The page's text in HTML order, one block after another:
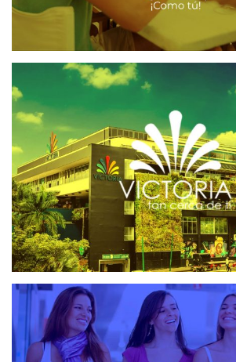
VICTORIA CENTRO COMERCIAL
CRM CENTROS COMERCIALES
ARKADIA
CRM CRM CENTROS COMERCIALES
PLATAFORMA MAILING PLATAFORMA